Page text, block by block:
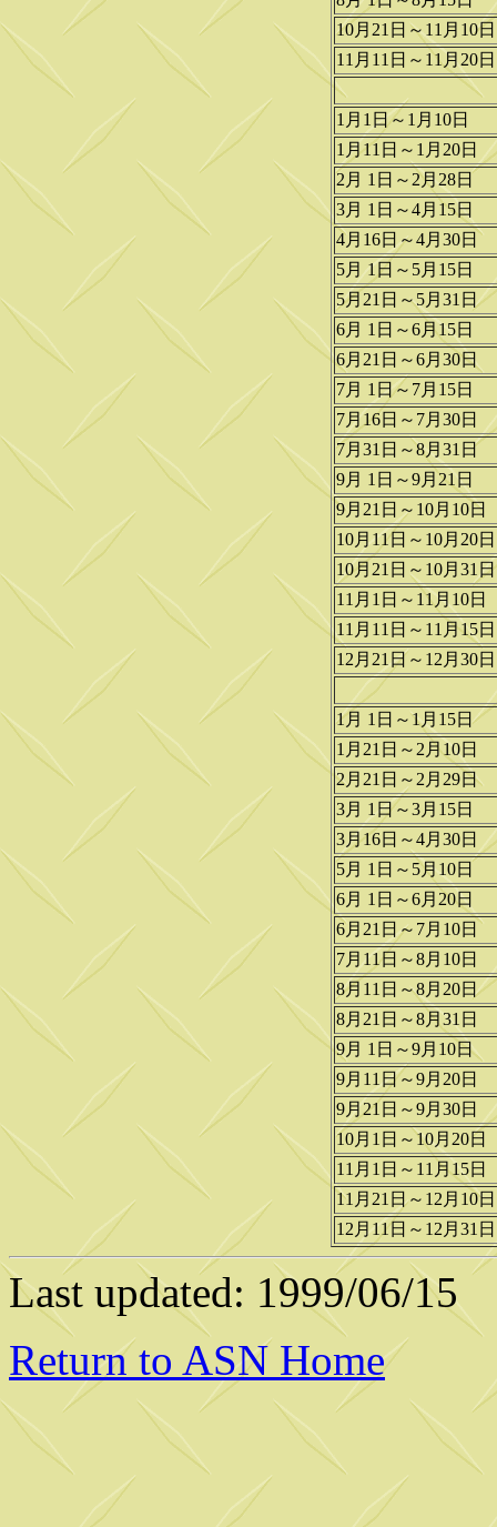
10月21日～11月10日
11月11日～11月20日
1月1日～1月10日
1月11日～1月20日
2月 1日～2月28日
3月 1日～4月15日
4月16日～4月30日
5月 1日～5月15日
5月21日～5月31日
6月 1日～6月15日
6月21日～6月30日
7月 1日～7月15日
7月16日～7月30日
7月31日～8月31日
9月 1日～9月21日
9月21日～10月10日
10月11日～10月20日
10月21日～10月31日
11月1日～11月10日
11月11日～11月15日
12月21日～12月30日
1月 1日～1月15日
1月21日～2月10日
2月21日～2月29日
3月 1日～3月15日
3月16日～4月30日
5月 1日～5月10日
6月 1日～6月20日
6月21日～7月10日
7月11日～8月10日
8月11日～8月20日
8月21日～8月31日
9月 1日～9月10日
9月11日～9月20日
9月21日～9月30日
10月1日～10月20日
11月1日～11月15日
11月21日～12月10日
12月11日～12月31日
Last updated: 1999/06/15
Return to ASN Home